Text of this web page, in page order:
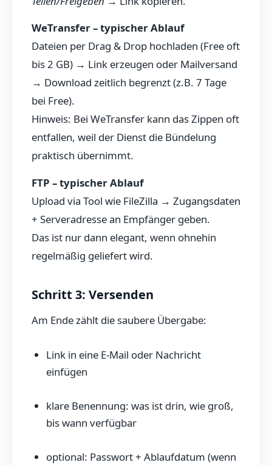
WeTransfer – typischer Ablauf
Dateien per Drag & Drop hochladen (Free oft
bis 2 GB) → Link erzeugen oder Mailversand
→ Download zeitlich begrenzt (z.B. 7 Tage
bei Free).
Hinweis: Bei WeTransfer kann das Zippen oft
entfallen, weil der Dienst die Bündelung
praktisch übernimmt.
FTP – typischer Ablauf
Upload via Tool wie FileZilla → Zugangsdaten
+ Serveradresse an Empfänger geben.
Das ist nur dann elegant, wenn ohnehin
regelmäßig geliefert wird.
Schritt 3: Versenden
Am Ende zählt die saubere Übergabe:
Link in eine E-Mail oder Nachricht
einfügen
klare Benennung: was ist drin, wie groß,
bis wann verfügbar
optional: Passwort + Ablaufdatum (wenn